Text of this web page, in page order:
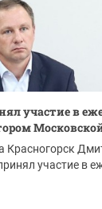
участие в
Красногорск
участие в